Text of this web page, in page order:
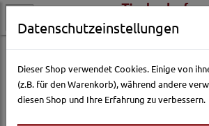
Kleintierwelt Transport Kleintier-
Filter
Datenschutzeinstellungen
Dieser Shop verwendet Cookies. Einige von
(z.B. für den Warenkorb), während andere
diesen Shop und Ihre Erfahrung zu verbessern.